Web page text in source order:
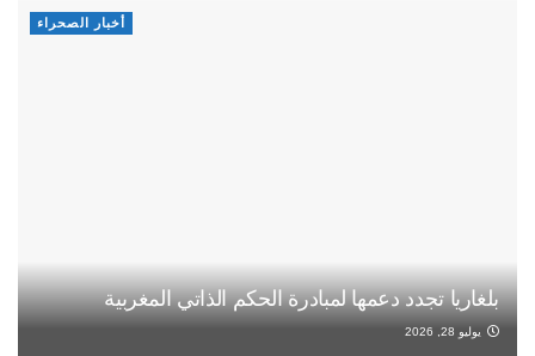
أخبار الصحراء
بلغاريا تجدد دعمها لمبادرة الحكم الذاتي المغربية
يوليو 28, 2026